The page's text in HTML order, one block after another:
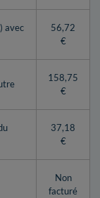
avec
56,72
€
158,75
€
37,18
€
Non
facturé